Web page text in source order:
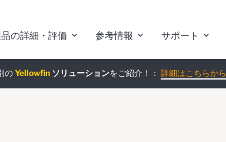
の詳細・評価 参考情報 サポート
のYellowfinソリューションをご紹介！： 詳細はこちらから
み込みアナリティクス究極ガイド：詳細はこちらから